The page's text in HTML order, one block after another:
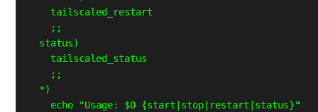
    tailscaled_restart
    ;;
  status)
    tailscaled_status
    ;;
  *)
    echo "Usage: $0 {start|stop|restart|status}"